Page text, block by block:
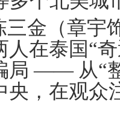
三金（章宇
人在泰国“
局 —— 从“
央，在观众